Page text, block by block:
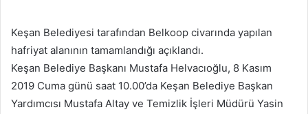
göndermek
Keşan Belediyesi tarafından Belkoop civarında yapılan
hafriyat alanının tamamlandığı açıklandı.
Keşan Belediye Başkanı Mustafa Helvacıoğlu, 8 Kasım
2019 Cuma günü saat 10.00’da Keşan Belediye Başkan
Yardımcısı Mustafa Altay ve Temizlik İşleri Müdürü Yasin